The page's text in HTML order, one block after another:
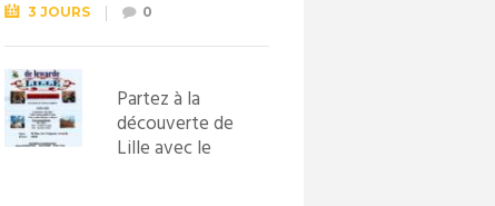
septembre
2026
3 JOURS 0
Partez à la
découverte de
Lille avec le